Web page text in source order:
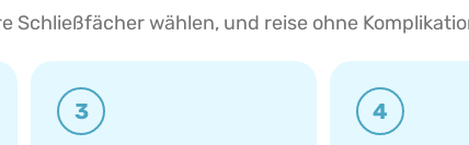
Schließfächer wählen, und reise ohne
3 4